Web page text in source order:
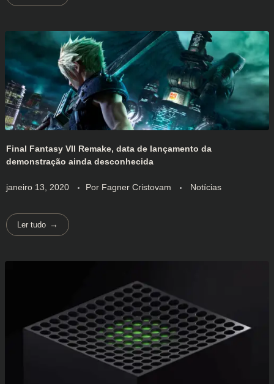
Final Fantasy VII Remake, data de lançamento da
demonstração ainda desconhecida
janeiro 13, 2020 Por Fagner Cristovam Notícias
Ler tudo